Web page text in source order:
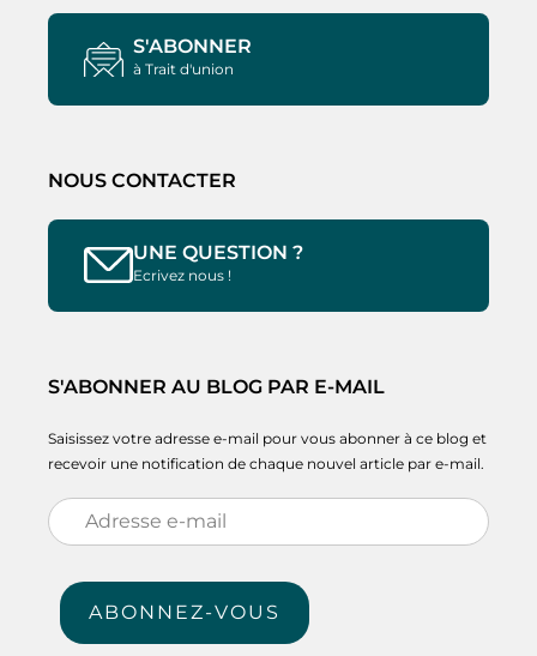
S'ABONNER
à Trait d'union
NOUS CONTACTER
UNE QUESTION ?
Ecrivez nous !
S'ABONNER AU BLOG PAR E-MAIL
Saisissez votre adresse e-mail pour vous abonner à ce blog et
recevoir une notification de chaque nouvel article par e-mail.
Adresse
e-
mail
ABONNEZ-VOUS